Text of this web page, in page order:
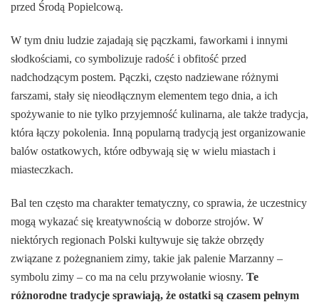
przed Środą Popielcową.
W tym dniu ludzie zajadają się pączkami, faworkami i innymi
słodkościami, co symbolizuje radość i obfitość przed
nadchodzącym postem. Pączki, często nadziewane różnymi
farszami, stały się nieodłącznym elementem tego dnia, a ich
spożywanie to nie tylko przyjemność kulinarna, ale także tradycja,
która łączy pokolenia. Inną popularną tradycją jest organizowanie
balów ostatkowych, które odbywają się w wielu miastach i
miasteczkach.
Bal ten często ma charakter tematyczny, co sprawia, że uczestnicy
mogą wykazać się kreatywnością w doborze strojów. W
niektórych regionach Polski kultywuje się także obrzędy
związane z pożegnaniem zimy, takie jak palenie Marzanny –
symbolu zimy – co ma na celu przywołanie wiosny. Te
różnorodne tradycje sprawiają, że ostatki są czasem pełnym